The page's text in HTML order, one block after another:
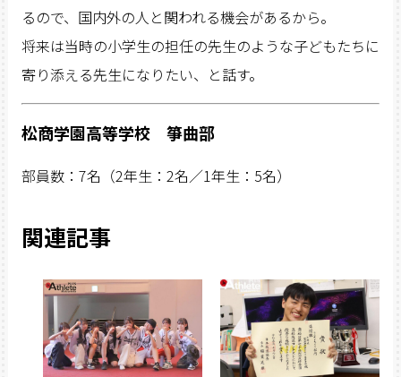
るので、国内外の人と関われる機会があるから。
将来は当時の小学生の担任の先生のような子どもたちに
寄り添える先生になりたい、と話す。
松商学園高等学校 箏曲部
部員数： 7名（2年生： 2名／1年生： 5名）
関連記事